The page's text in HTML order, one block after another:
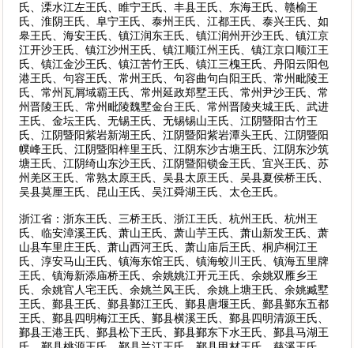
氏、溧水江左王氏、睢宁王氏、丰县王氏、东海王氏、赣榆王
氏、淮阴王氏、阜宁王氏、泰州王氏、江都王氏、泰兴王氏、如
皋王氏、海安王氏、镇江润东王氏、镇江润州开沙王氏、镇江京
江开沙王氏、镇江沙州王氏、镇江顺江州王氏、镇江京口顺江王
氏、镇江金沙王氏、镇江苦竹王氏、镇江三槐王氏、丹阳云阳包
港王氏、句容王氏、常州王氏、句容曲句白阳王氏、常州毗陵王
氏、常州瓦屑域霸王氏、常州延政郑墅王氏、常州尹沙王氏、常
州晋陵王氏、常州毗陵魏墅金台王氏、常州晋陵夹城王氏、武进
王氏、金坛王氏、无锡王氏、无锡锡山王氏、江阴暨阳古竹王
氏、江阴暨阳紫岩新湖王氏、江阴暨阳紫岩潭头王氏、江阴暨阳
幞峰王氏、江阴暨阳梓里王氏、江阴东沙古塘王氏、江阴东沙筑
塘王氏、江阴绮山东沙王氏、江阴暨阳锁金王氏、宜兴王氏、苏
州羌区王氏、常熟太原王氏、吴县太原王氏、吴县夏侯桥王氏、
吴县莫厘王氏、昆山王氏、吴江舜湖王氏、太仓王氏。
浙江省：浙东王氏、三桥王氏、浙江王氏、杭州王氏、杭州王
氏、临安漳溪王氏、萧山王氏、萧山芋王氏、萧山新发王氏、萧
山县车里庄王氏、萧山西河王氏、萧山庙后王氏、桐庐桐江王
氏、淳安马山王氏、镇海东馆王氏、镇海蛟川王氏、镇海五里牌
王氏、镇海新添庙桥王氏、余姚姚江开元王氏、余姚双雁乡王
氏、余姚官人宅王氏、余姚兰风王氏、余姚上塘王氏、余姚臧墅
王氏、鄞县王氏、鄞县鄞江王氏、鄞县唐堰王氏、鄞县鄞东五都
王氏、鄞县四明梅江王氏、鄞县横溪王氏、鄞县四明清源王氏、
鄞县王港王氏、鄞县松下王氏、鄞县鄞东下水王氏、鄞县马湖王